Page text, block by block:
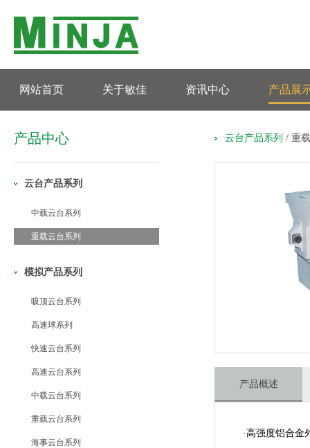
网站首页 关于敏佳 资讯中心 产品展
产品中心
云台产品系列
中载云台系列
重载云台系列
模拟产品系列
吸顶云台系列
高速球系列
快速云台系列
高速云台系列
中载云台系列
重载云台系列
海事云台系列
云台产品系列 / 重
产品概述
·高强度铝合金